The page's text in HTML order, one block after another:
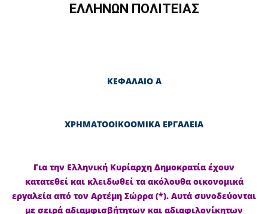
ΕΛΛΗΝΩΝ ΠΟΛΙΤΕΙΑΣ
ΚΕΦΑΛΑΙΟ Α
ΧΡΗΜΑΤΟΟΙΚΟΟΜΙΚΑ ΕΡΓΑΛΕΙΑ
Για την Ελληνική Κυρίαρχη Δημοκρατία έχουν
κατατεθεί και κλειδωθεί τα ακόλουθα οικονομικά
εργαλεία από τον Αρτέμη Σώρρα (*). Αυτά συνοδεύονται
με σειρά αδιαμφισβήτητων και αδιαφιλονίκητων